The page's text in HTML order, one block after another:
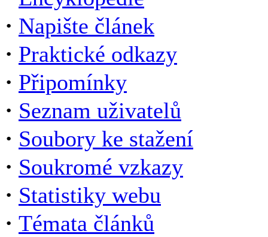
· Napište článek
· Praktické odkazy
· Připomínky
· Seznam uživatelů
· Soubory ke stažení
· Soukromé vzkazy
· Statistiky webu
· Témata článků